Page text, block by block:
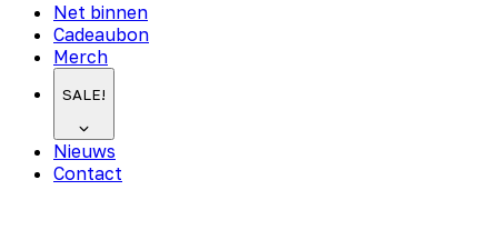
Net binnen
Cadeaubon
Merch
SALE!
Nieuws
Contact